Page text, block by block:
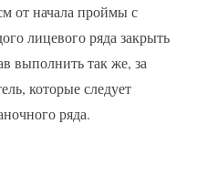
от начала проймы с
лицевого ряда закрыть
выполнить так же, за
которые следует
ряда.